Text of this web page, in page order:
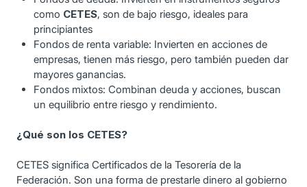
como CETES, son de bajo riesgo, ideales para
principiantes
Fondos de renta variable: Invierten en acciones de
empresas, tienen más riesgo, pero también pueden dar
mayores ganancias.
Fondos mixtos: Combinan deuda y acciones, buscan
un equilibrio entre riesgo y rendimiento.
¿Qué son los CETES?
CETES significa Certificados de la Tesorería de la
Federación. Son una forma de prestarle dinero al gobierno